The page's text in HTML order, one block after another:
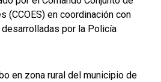
(CCOES) en coordinación con
por la Policía
en zona rural del municipio de